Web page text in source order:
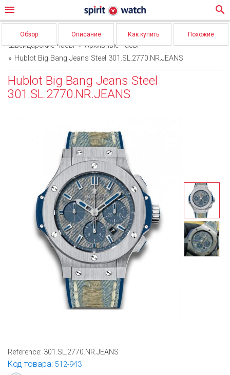
menu search
Обзор Описание Как купить Похожие
Швейцарские часы
Архивные часы
Hublot Big Bang Jeans Steel 301.SL.2770.NR.JEANS
Hublot Big Bang Jeans Steel
301.SL.2770.NR.JEANS
Reference: 301.SL.2770.NR.JEANS
Код товара: 512-943